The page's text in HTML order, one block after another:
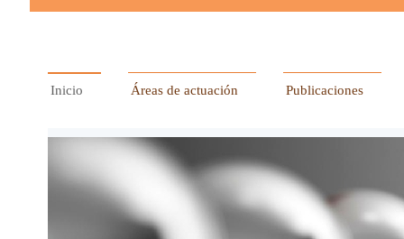
Inicio Áreas de actuación Publicaciones